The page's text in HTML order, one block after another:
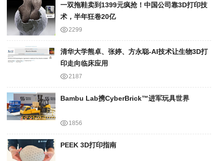
一双拖鞋卖到1399元疯抢！中国公司靠3D打印技
术，半年狂卷20亿
2299
清华大学熊卓、张婷、方永聪-AI技术让生物3D打
印走向临床应用
2187
Bambu Lab携Cyber​​Brick™进军玩具世界
1856
PEEK 3D打印指南